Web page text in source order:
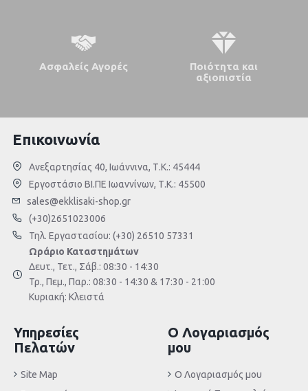
Ασφαλείς Αγορές
Ποιότητα και
αξιοπιστία
Επικοινωνία
Ανεξαρτησίας 40, Ιωάννινα, Τ.Κ.: 45444
Εργοστάσιο ΒΙ.ΠΕ Ιωαννίνων, Τ.Κ.: 45500
sales@ekklisaki-shop.gr
(+30)2651023006
Τηλ. Εργαστασίου: (+30) 26510 57331
Ωράριο Καταστημάτων
Δευτ., Τετ., Σάβ.: 08:30 - 14:30
Τρ., Πεμ., Παρ.: 08:30 - 14:30 & 17:30 - 21:00
Κυριακή: Κλειστά
Υπηρεσίες
Πελατών
Site Map
Ο Λογαριασμός
μου
Ο Λογαριασμός μου